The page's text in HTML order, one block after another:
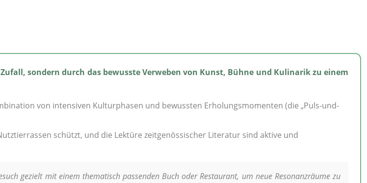
sondern durch das bewusste Verweben von Kunst, Bühne und Kulinarik zu einem
von intensiven Kulturphasen und bewussten Erholungsmomenten (die „Puls-und-
schützt, und die Lektüre zeitgenössischer Literatur sind aktive und
gezielt mit einem thematisch passenden Buch oder Restaurant, um neue Resonanzräume zu